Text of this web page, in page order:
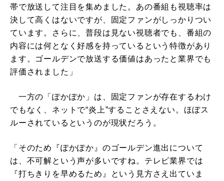
帯で放送して注目を集めました。あの番組も視聴率は
決して高くはないですが、固定ファンがしっかりつい
ています。さらに、普段は見ない視聴者でも、番組の
内容には何となく好感を持っているという特徴があり
ます。ゴールデンで放送する価値はあったと業界でも
評価されました」
一方の「ぽかぽか」は、固定ファンが存在するわけ
でもなく、ネットで“炎上”することさえない。ほぼス
ルーされているというのが現状だろう。
「そのため『ぽかぽか』のゴールデン進出について
は、不可解という声が多いですね。テレビ業界では
『打ちきりを早めるため』という見方さえ出ていま